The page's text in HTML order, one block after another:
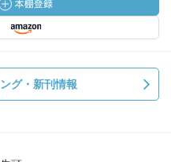
グ・新刊情報